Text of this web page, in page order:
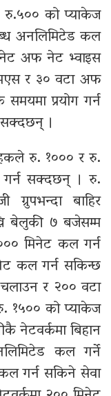
रु.५०० को प्याकेज
अनलिमिटेड कल
अफ नेट भ्वाइस
र ३० वटा अफ
प्रयोग गर्न
सक्दछन् ।
रु. १००० र रु.
सक्दछन् । रु.
बाहिर
बेलुकी ७ बजेसम्म
मिनेट कल गर्न
कल गर्न सकिन्छ
र २०० वटा
१५०० को प्याकेज
नेटवर्कमा बिहान
कल गर्ने
गर्न सकिने सेवा